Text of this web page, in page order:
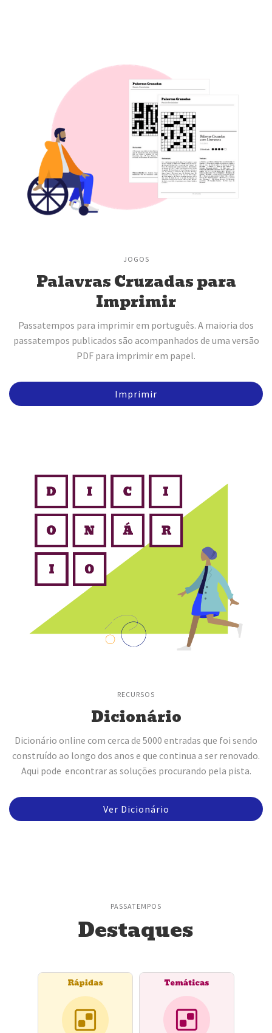
JOGOS
Palavras Cruzadas para
Imprimir
Passatempos para imprimir em português. A maioria dos
passatempos publicados são acompanhados de uma versão
PDF para imprimir em papel.
Imprimir
RECURSOS
Dicionário
Dicionário online com cerca de 5000 entradas que foi sendo
construído ao longo dos anos e que continua a ser renovado.
Aqui pode encontrar as soluções procurando pela pista.
Ver Dicionário
PASSATEMPOS
Destaques